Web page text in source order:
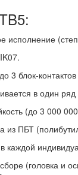
исполнение
блок-
в один
(до 3 000
из ПБТ
каждой
(головка и